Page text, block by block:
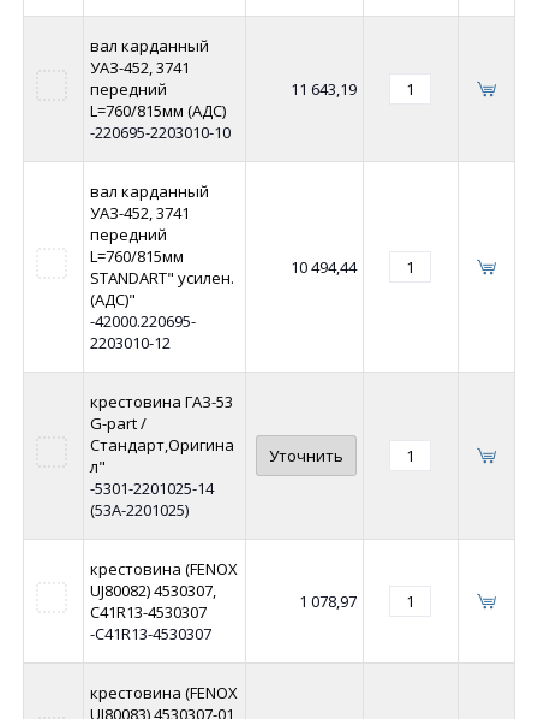
вал карданный
УАЗ-452, 3741
передний
L=760/815мм (АДС)
-220695-2203010-10
11 643,19
вал карданный
УАЗ-452, 3741
передний
L=760/815мм
STANDART" усилен.
(АДС)"
-42000.220695-
2203010-12
10 494,44
крестовина ГАЗ-53
G-part /
Стандарт,Оригина
л"
-5301-2201025-14
(53A-2201025)
Уточнить
крестовина (FENOX
UJ80082) 4530307,
C41R13-4530307
-C41R13-4530307
1 078,97
крестовина (FENOX
UJ80083) 4530307-01,